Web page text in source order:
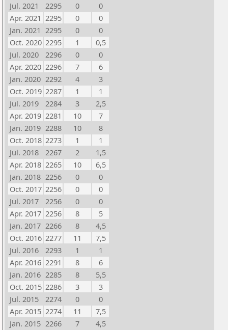
Jul. 2021
2295 0
0
Apr. 2021 2295 0
0
Jan. 2021 2295 0
0
Oct. 2020 2295 1
0,5
Jul. 2020
2296 0
0
Apr. 2020 2296 7
6
Jan. 2020 2292 4
3
Oct. 2019 2287 1
1
Jul. 2019
2284 3
2,5
Apr. 2019 2281 10
7
Jan. 2019 2288 10
8
Oct. 2018 2273 1
1
Jul. 2018
2267 2
1,5
Apr. 2018 2265 10
6,5
Jan. 2018 2256 0
0
Oct. 2017 2256 0
0
Jul. 2017
2256 0
0
Apr. 2017 2256 8
5
Jan. 2017 2266 8
4,5
Oct. 2016 2277 11
7,5
Jul. 2016
2293 1
1
Apr. 2016 2291 8
6
Jan. 2016 2285 8
5,5
Oct. 2015 2286 3
3
Jul. 2015
2274 0
0
Apr. 2015 2274 11
7,5
Jan. 2015 2266 7
4,5